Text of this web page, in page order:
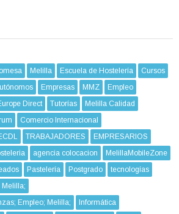
Melilla Escuela de Hostelería
Cursos
Empresas MMZ
Empleo
Direct Tutorías
Melilla Calidad
Comercio Internacional
TRABAJADORES
EMPRESARIOS
agencia colocacion
MelillaMobileZone
Pastelería Postgrado
tecnologías
Melilla;
Empleo; Melilla;
Informática